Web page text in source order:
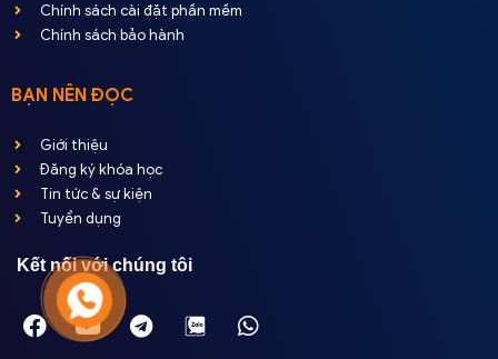
Chính sách cài đặt phần mềm
Chính sách bảo hành
BẠN NÊN ĐỌC
Giới thiệu
Đăng ký khóa học
Tin tức & sự kiện
Tuyển dụng
Kết nối với chúng tôi